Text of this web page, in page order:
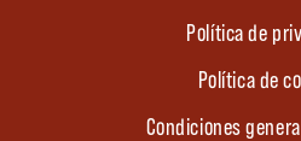
Política de
Política de
Condiciones